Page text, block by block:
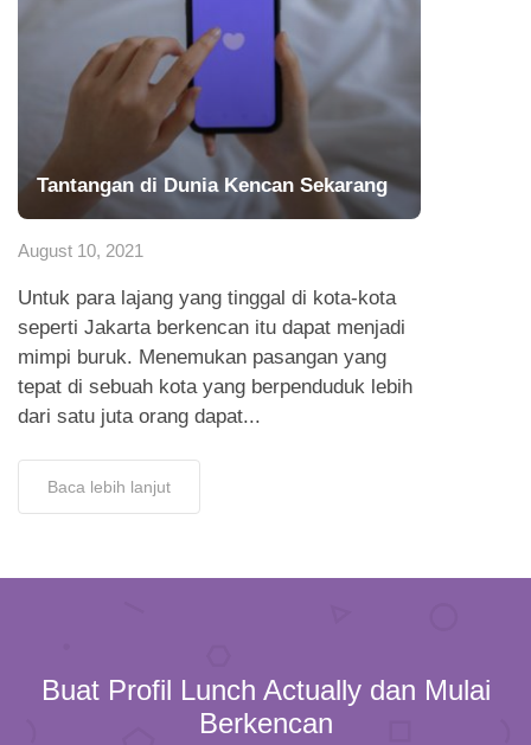
Tantangan di Dunia Kencan Sekarang
August 10, 2021
Untuk para lajang yang tinggal di kota-kota
seperti Jakarta berkencan itu dapat menjadi
mimpi buruk. Menemukan pasangan yang
tepat di sebuah kota yang berpenduduk lebih
dari satu juta orang dapat...
Baca lebih lanjut
Buat Profil Lunch Actually dan Mulai
Berkencan